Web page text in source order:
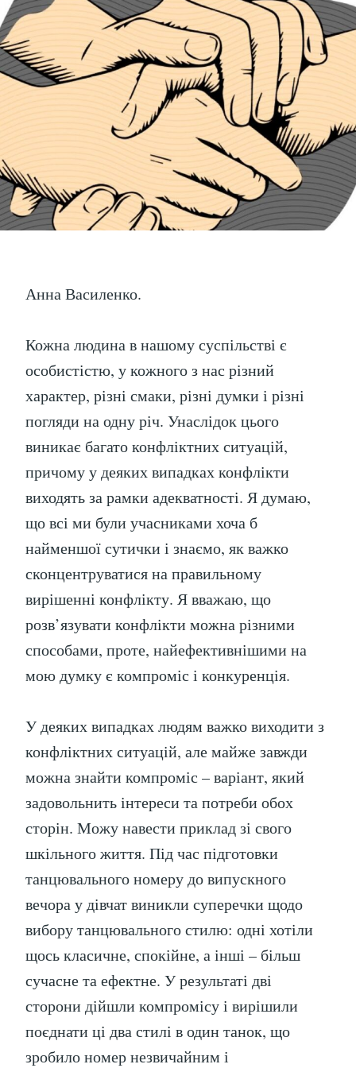
Анна Василенко.
Кожна людина в нашому суспільстві є
особистістю, у кожного з нас різний
характер, різні смаки, різні думки і різні
погляди на одну річ. Унаслідок цього
виникає багато конфліктних ситуацій,
причому у деяких випадках конфлікти
виходять за рамки адекватності. Я думаю,
що всі ми були учасниками хоча б
найменшої сутички і знаємо, як важко
сконцентруватися на правильному
вирішенні конфлікту. Я вважаю, що
розв’язувати конфлікти можна різними
способами, проте, найефективнішими на
мою думку є компроміс і конкуренція.
У деяких випадках людям важко виходити з
конфліктних ситуацій, але майже завжди
можна знайти компроміс – варіант, який
задовольнить інтереси та потреби обох
сторін. Можу навести приклад зі свого
шкільного життя. Під час підготовки
танцювального номеру до випускного
вечора у дівчат виникли суперечки щодо
вибору танцювального стилю: одні хотіли
щось класичне, спокійне, а інші – більш
сучасне та ефектне. У результаті дві
сторони дійшли компромісу і вирішили
поєднати ці два стилі в один танок, що
зробило номер незвичайним і